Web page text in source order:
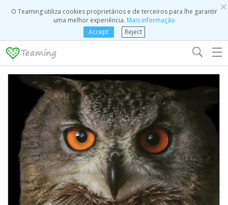
×
O Teaming utiliza cookies proprietários e de terceiros para lhe garantir
uma melhor experiência. Mais informação
Accept
Reject
☰